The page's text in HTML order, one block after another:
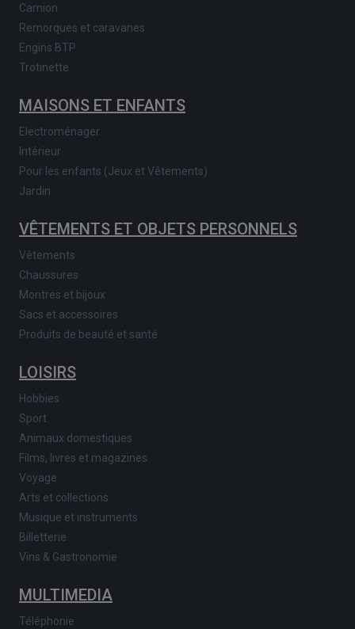
Camion
Remorques et caravanes
Engins BTP
Trotinette
MAISONS ET ENFANTS
Electroménager
Intérieur
Pour les enfants (Jeux et Vêtements)
Jardin
VÊTEMENTS ET OBJETS PERSONNELS
Vêtements
Chaussures
Montres et bijoux
Sacs et accessoires
Produits de beauté et santé
LOISIRS
Hobbies
Sport
Animaux domestiques
Films, livres et magazines
Voyage
Arts et collections
Musique et instruments
Billetterie
Vins & Gastronomie
MULTIMEDIA
Téléphonie